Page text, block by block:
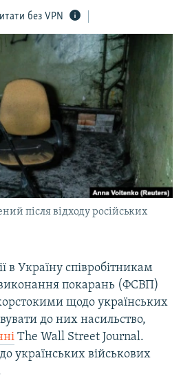
без VPN
після відходу російських
в Україну співробітникам
покарань (ФСВП)
щодо українських
до них насильство,
The Wall Street Journal.
українських військових